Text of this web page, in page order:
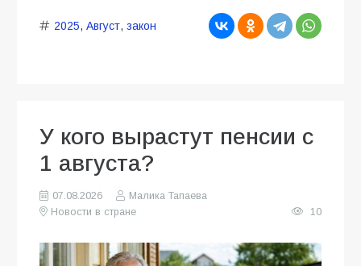
2025, Август, закон
У кого вырастут пенсии с
1 августа?
07.08.2026
Малика Тапаева
Новости в стране
10